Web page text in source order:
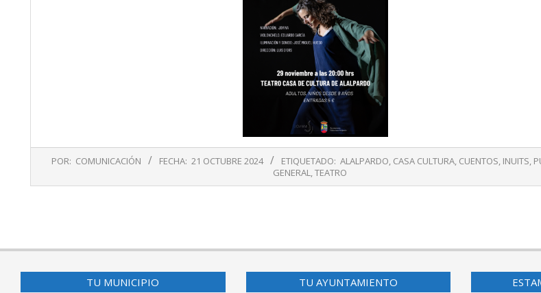
21
POR: COMUNICACIÓN FECHA: 21 OCTUBRE 2024 ETIQUETADO: ALALPARDO, CASA CULTURA, CUENTOS, INUITS,
GENERAL,TEATRO
TU MUNICIPIO TU AYUNTAMIENTO